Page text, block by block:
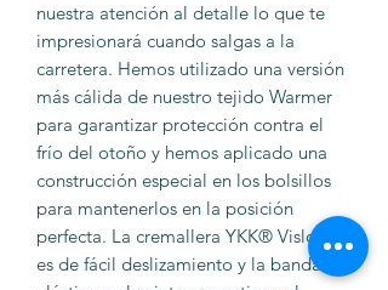
nuestra atención al detalle lo que te
impresionará cuando salgas a la
carretera. Hemos utilizado una versión
más cálida de nuestro tejido Warmer
para garantizar protección contra el
frío del otoño y hemos aplicado una
construcción especial en los bolsillos
para mantenerlos en la posición
perfecta. La cremallera YKK® Vislon®
es de fácil deslizamiento y la banda